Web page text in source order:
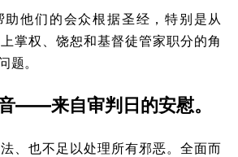
助他们的会众根据圣经，特别是从
掌权、饶恕和基督徒管家职分的角
题。
——来自审判日的安慰。
、也不足以处理所有邪恶。全面而